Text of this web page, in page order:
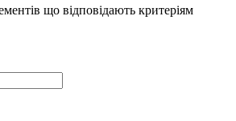
що відповідають критеріям